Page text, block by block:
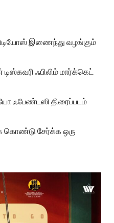
இணைந்து வழங்கும்
ஃபிலிம் மார்க்கெட்
ஃபேண்டஸி திரைப்படம்
கொண்டு சேர்க்க ஒரு